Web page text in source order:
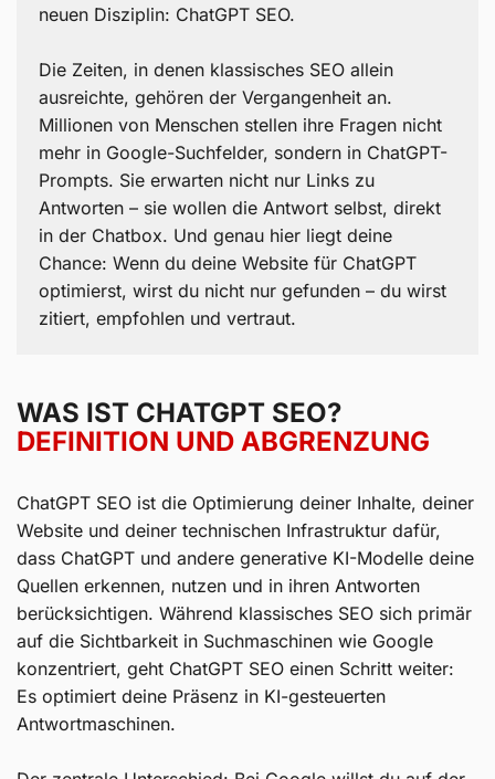
Marketings
SUCHHELDEN – Deine ChatGPT-SEO-Agentur
neuen Disziplin: ChatGPT SEO.
Die Zeiten, in denen klassisches SEO allein
ausreichte, gehören der Vergangenheit an.
Millionen von Menschen stellen ihre Fragen nicht
mehr in Google-Suchfelder, sondern in ChatGPT-
Prompts. Sie erwarten nicht nur Links zu
Antworten – sie wollen die Antwort selbst, direkt
in der Chatbox. Und genau hier liegt deine
Chance: Wenn du deine Website für ChatGPT
optimierst, wirst du nicht nur gefunden – du wirst
zitiert, empfohlen und vertraut.
WAS IST CHATGPT SEO?
DEFINITION UND ABGRENZUNG
ChatGPT SEO ist die Optimierung deiner Inhalte, deiner
Website und deiner technischen Infrastruktur dafür,
dass ChatGPT und andere generative KI-Modelle deine
Quellen erkennen, nutzen und in ihren Antworten
berücksichtigen. Während klassisches SEO sich primär
auf die Sichtbarkeit in Suchmaschinen wie Google
konzentriert, geht ChatGPT SEO einen Schritt weiter:
Es optimiert deine Präsenz in KI-gesteuerten
Antwortmaschinen.